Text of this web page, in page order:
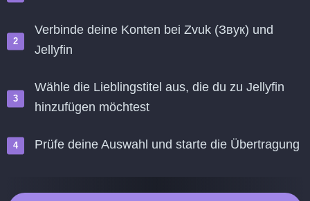
Verbinde deine Konten bei Zvuk (Звук) und
Jellyfin
Wähle die Lieblingstitel aus, die du zu Jellyfin
hinzufügen möchtest
Prüfe deine Auswahl und starte die Übertragung